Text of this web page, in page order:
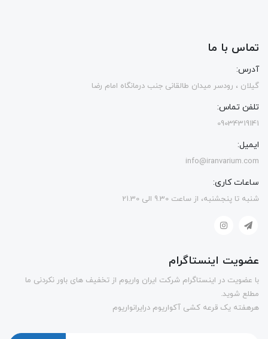
تماس با ما
آدرس:
گیلان ، رودسر میدان طالقانی جنب درمانگاه امام رضا
تلفن تماس:
09034319141
ایمیل:
info@iranvarium.com
ساعات کاری:
شنبه تا پنجشنبه، از ساعت 9.30 الی 21.30
عضویت اینستاگرام
با عضویت در اینستاگرام شرکت ایران واریوم از تخفیف های باور نکردنی ما
مطلع شوید.
هرهفته یک قرعه کشی آکواریوم درایرانواریوم